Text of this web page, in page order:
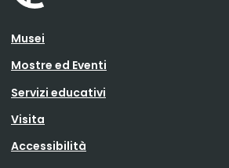
Musei
Mostre ed Eventi
Servizi educativi
Visita
Accessibilità